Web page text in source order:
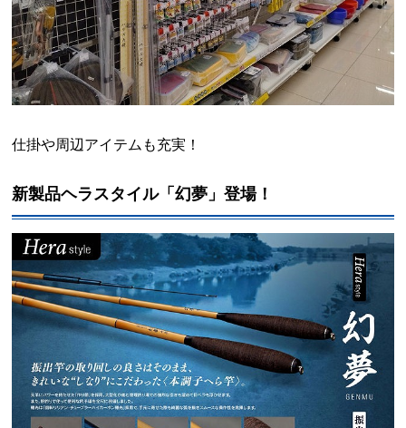
仕掛や周辺アイテムも充実！
新製品ヘラスタイル「幻夢」登場！